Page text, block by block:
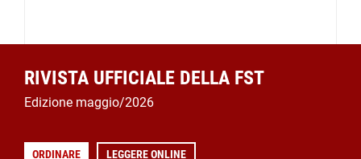
RIVISTA UFFICIALE DELLA FST
Edizione maggio/2026
ORDINARE LEGGERE ONLINE